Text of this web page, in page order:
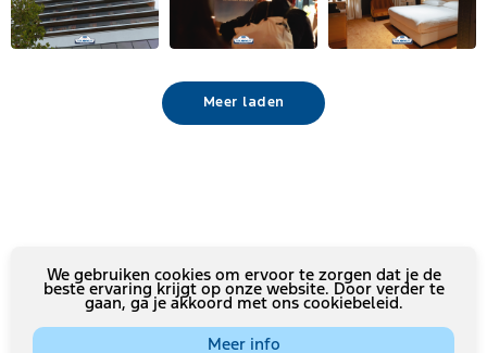
Meer laden
We gebruiken cookies om ervoor te zorgen dat je de
beste ervaring krijgt op onze website. Door verder te
gaan, ga je akkoord met ons cookiebeleid.
Meer info